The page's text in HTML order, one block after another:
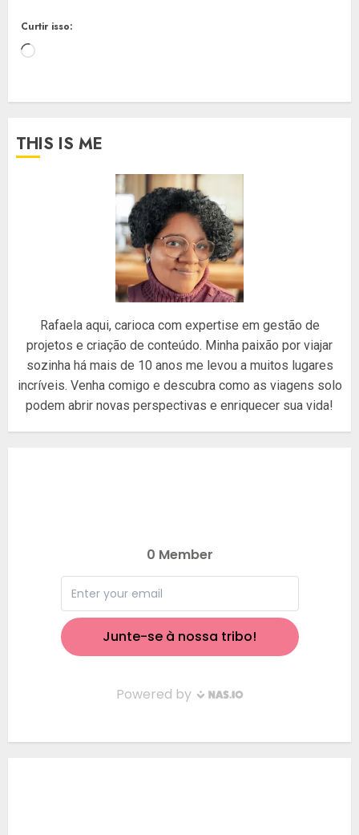
Curtir isso:
Carregando...
THIS IS ME
Rafaela aqui, carioca com expertise em gestão de
projetos e criação de conteúdo. Minha paixão por viajar
sozinha há mais de 10 anos me levou a muitos lugares
incríveis. Venha comigo e descubra como as viagens solo
podem abrir novas perspectivas e enriquecer sua vida!